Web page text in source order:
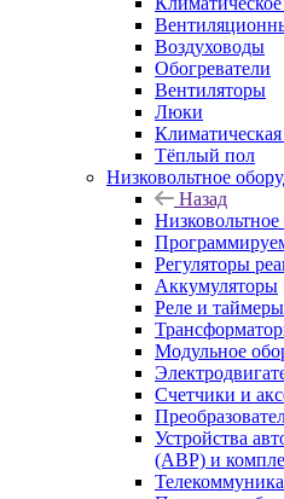
Воздуховоды
Обогреватели
Вентиляторы
Люки
Тёплый пол
Низковольтное
Назад
Регуляторы
Аккумуляторы
Реле и таймеры
Модульное
Счетчики и
Устройства
(АВР) и